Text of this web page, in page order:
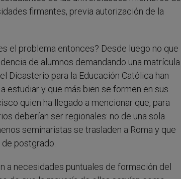
firmantes, previa autorización de la
el problema entonces? Desde luego no que
de alumnos demandando una matrícula
Dicasterio para la Educación Católica han
estudiar y que más bien se formen en sus
quien ha llegado a mencionar que, para
deberían ser regionales: no de una sola
seminaristas se trasladen a Roma y que
postgrado.
a necesidades puntuales de formación del